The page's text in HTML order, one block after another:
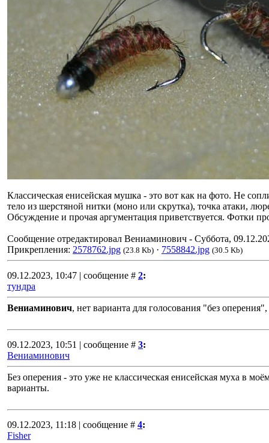
Классическая енисейская мушка - это вот как на фото. Не
тело из шерстяной нитки (моно или скрутка), точка атаки,
Обсуждение и прочая аргументация приветствуется. Фотки
Сообщение отредактировал Вениаминович - Суббота,
Прикрепления: 2578762.jpg (23.8 Kb) · 7558842.jpg (30.5 Kb)
09.12.2023, 10:47 | сообщение # 2:
тундра
Вениаминович, нет варианта для голосования "без
09.12.2023, 10:51 | сообщение # 3:
Вениаминович
Без оперения - это уже не классическая енисейская муха в
варианты.
09.12.2023, 11:18 | сообщение # 4:
Fisher